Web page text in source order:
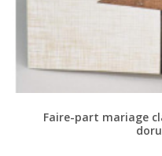
Faire-part mariage